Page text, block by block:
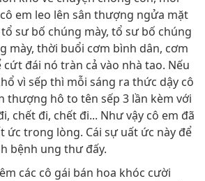
em leo lên sân thượng ngửa mặt
sư bố chúng mày, tổ sư bố chúng
mày, thời buổi cơm bình dân, cơm
đái nó tràn cả vào nhà tao. Nếu
vì sếp thì mỗi sáng ra thức dậy cô
thượng hô to tên sếp 3 lần kèm với
chết đi, chết đi... Như vậy cô em đã
ức trong lòng. Cái sự uất ức này để
bệnh ung thư đấy.
các cô gái bán hoa khóc cười